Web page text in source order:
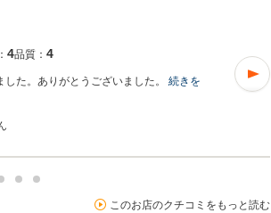
4品質： 4
た。ありがとうございました。 続きを
このお店のクチコミをもっと読む